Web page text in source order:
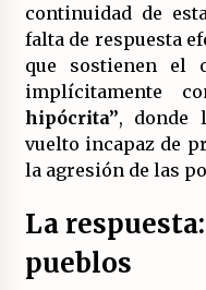
continuidad de
falta de respuesta
que sostienen el
implícitamente
hipócrita”, donde
vuelto incapaz de
la agresión de las
La
pueblos